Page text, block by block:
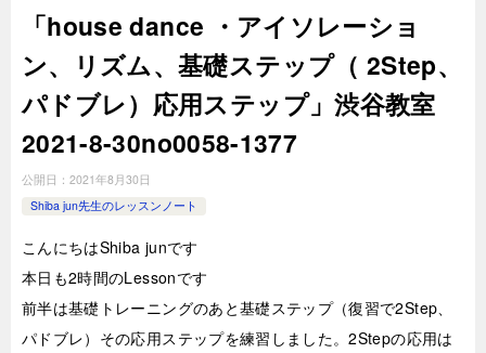
「house dance ・アイソレーショ
ン、リズム、基礎ステップ（ 2Step、
パドブレ）応用ステップ」渋谷教室
2021-8-30no0058-1377
公開日： 2021年8月30日
Shiba jun先生のレッスンノート
こんにちはShiba junです
本日も2時間のLessonです
前半は基礎トレーニングのあと基礎ステップ（復習で2Step、
パドブレ）その応用ステップを練習しました。2Stepの応用は